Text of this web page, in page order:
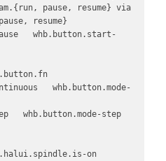
pause, resume} via
resume}
whb.button.start-
whb.button.mode-
whb.button.mode-step
on